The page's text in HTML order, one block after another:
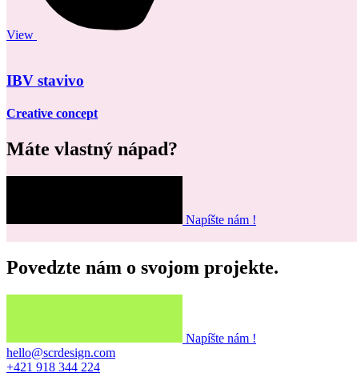
View
IBV stavivo
Creative concept
Máte vlastný nápad?
Napíšte nám !
Povedzte nám o svojom projekte.
Napíšte nám !
hello@scrdesign.com
+421 918 344 224